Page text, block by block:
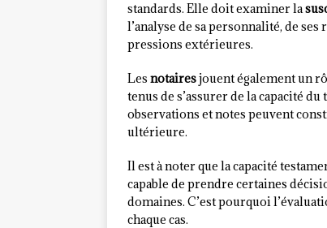
standards. Elle doit examiner la
l’analyse de sa personnalité, de
pressions extérieures.
Les notairesjouent également un
tenus de s’assurer de la capacité
observations et notes peuvent
ultérieure.
Il est à noter que la capacité
capable de prendre certaines
domaines. C’est pourquoi
chaque cas.